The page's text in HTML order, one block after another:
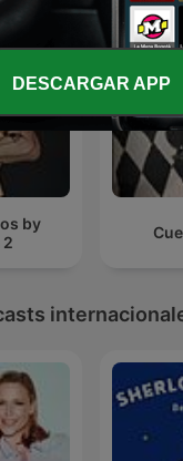
by
DESCARGAR APP